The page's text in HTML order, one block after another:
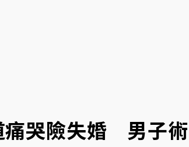
痛哭險失婚 男子術